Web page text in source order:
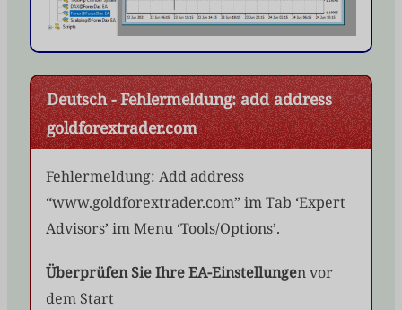
Deutsch - Fehlermeldung: add address
goldforextrader.com
Fehlermeldung: Add address
“www.goldforextrader.com” im Tab ‘Expert
Advisors’ im Menu ‘Tools/Options’.
Überprüfen Sie Ihre EA-Einstellungen vor
dem Start